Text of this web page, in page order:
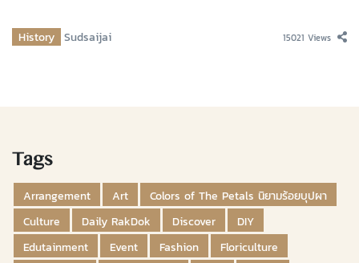
History Sudsaijai 15021 Views
Tags
Arrangement Art
Colors of The Petals นิยามร้อยบุปผา
Culture
Daily RakDok Discover
DIY
Edutainment
Event Fashion
Floriculture